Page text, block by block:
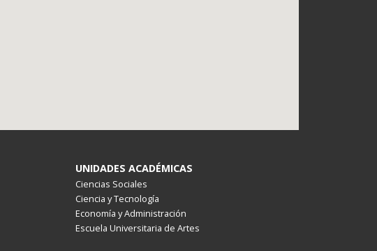
UNIDADES ACADÉMICAS
Ciencias Sociales
Ciencia y Tecnología
Economía y Administración
Escuela Universitaria de Artes